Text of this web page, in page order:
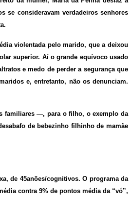
se consideravam verdadeiros senhores
violentada pelo marido, que a deixou
superior. Aí o grande equívoco usado
e medo de perder a segurança que
e, entretanto, não os denunciam.
familiares —, para o filho, o exemplo da
de bebezinho filhinho de mamãe
de 45anões/cognitivos. O programa da
contra 9% de pontos média da “vó”,